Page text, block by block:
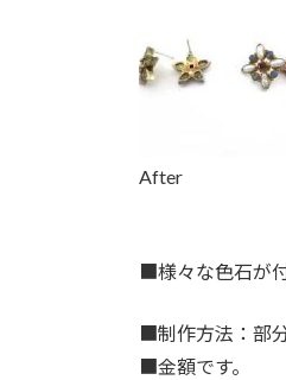
After
様々な色石が
制作方法：部
金額です。